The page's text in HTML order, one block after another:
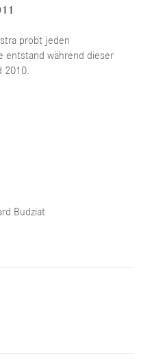
probt jeden
entstand während dieser
2010.
Budziat